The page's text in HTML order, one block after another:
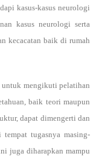
kasus-kasus neurologi
kasus neurologi serta
kecacatan baik di rumah
untuk mengikuti pelatihan
baik teori maupun
dapat dimengerti dan
tugasnya masing-
juga diharapkan mampu